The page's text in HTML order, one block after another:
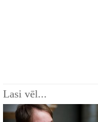
Lasi vēl...